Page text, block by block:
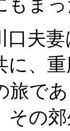
夫妻
に、
旅で
その